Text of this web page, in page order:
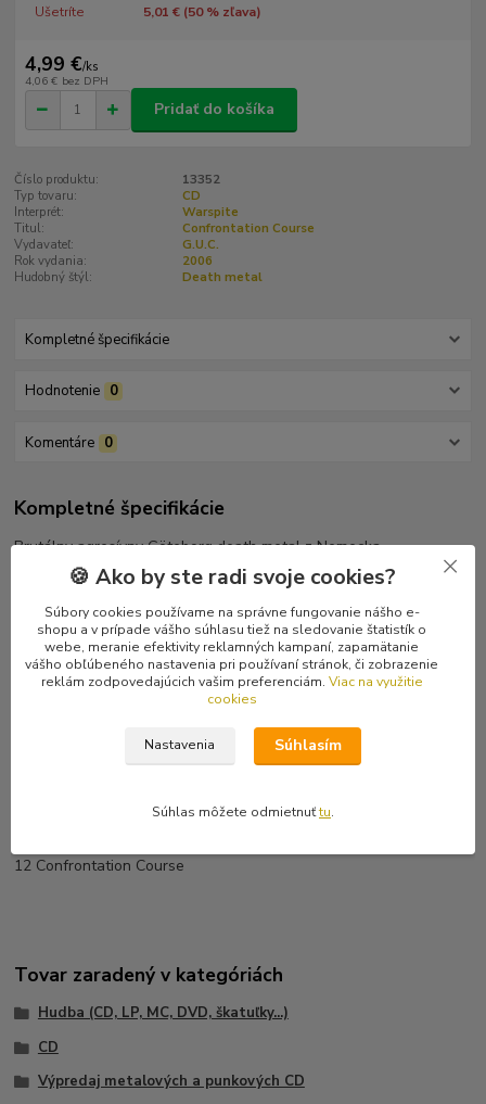
Ušetríte 5,01 € (50% zľava)
4,99 €/ks
4,06 € bez DPH
Pridať do košíka
Číslo produktu:
13352
Typ tovaru:
CD
Interprét:
Warspite
Titul:
Confrontation Course
Vydavateľ:
G.U.C.
Rok vydania:
2006
Hudobný štýl:
Death metal
Kompletné špecifikácie
Hodnotenie 0
Komentáre 0
Kompletné špecifikácie
Brutálny agresívny Göteborg death metal z Nemecka.
1 Intro
2 The Exhumation
3 Contracts
4 Dead Memory
7 Continual Decline
12 Confrontation Course
Tovar zaradený v kategóriách
Hudba (CD, LP, MC, DVD, škatuľky...)
CD
Výpredaj metalových a punkových CD
🍪 Ako by ste radi svoje cookies?
Súbory cookies používame na správne fungovanie nášho e-
shopu a v prípade vášho súhlasu tiež na sledovanie štatistík o
webe, meranie efektivity reklamných kampaní, zapamätanie
vášho obľúbeného nastavenia pri používaní stránok, či zobrazenie
reklám zodpovedajúcich vašim preferenciám. Viac na využitie
cookies
Nastavenia Súhlasím
Súhlas môžete odmietnuťtu.